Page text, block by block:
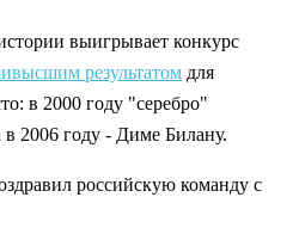
выигрывает конкурс
результатом для
в 2000 году "серебро"
в 2006 году - Диме Билану.
российскую команду с